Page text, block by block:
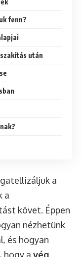
fenn?
után
a
a
követ. Éppen
nézhetünk
és hogyan
hogy a vég